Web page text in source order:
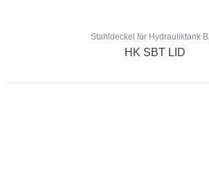
Stahldeckel für Hydrauliktank
HK SBT LID